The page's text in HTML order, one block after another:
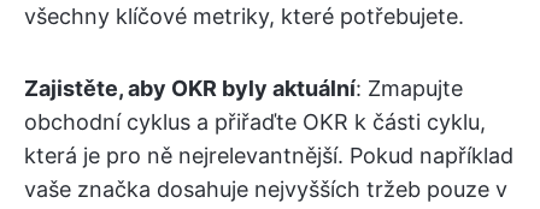
všechny klíčové metriky, které potřebujete.
Zajistěte, aby OKR byly aktuální: Zmapujte
obchodní cyklus a přiřaďte OKR k části cyklu,
která je pro ně nejrelevantnější. Pokud například
vaše značka dosahuje nejvyšších tržeb pouze v